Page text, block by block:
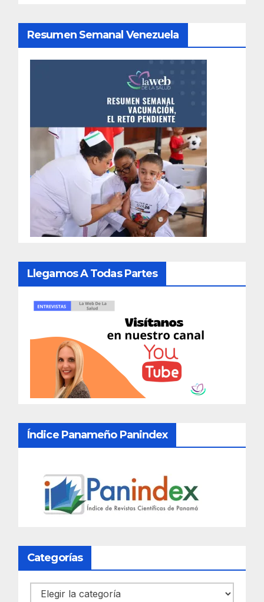
Resumen Semanal Venezuela
Llegamos A Todas Partes
Índice Panameño Panindex
Categorías
Categorías